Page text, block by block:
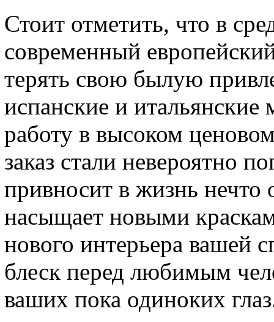
Стоит отметить, что в
современный
терять свою былую
испанские и
работу в высоком
заказ стали невероятно
привносит в жизнь нечто
насыщает новыми
нового интерьера вашей
блеск перед любимым
ваших пока одиноких